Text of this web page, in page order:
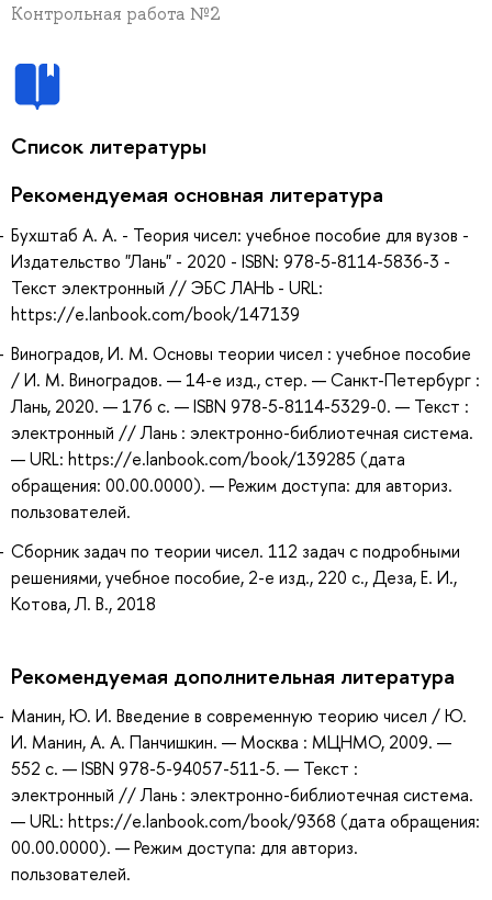
Контрольная работа №2
Список литературы
Рекомендуемая основная литература
Бухштаб А. А. - Теория чисел: учебное пособие для вузов -
Издательство "Лань" - 2020 - ISBN: 978-5-8114-5836-3 -
Текст электронный // ЭБС ЛАНЬ - URL:
https://e.lanbook.com/book/147139
Виноградов, И. М. Основы теории чисел : учебное пособие
/ И. М. Виноградов. — 14-е изд., стер. — Санкт-Петербург :
Лань, 2020. — 176 с. — ISBN 978-5-8114-5329-0. — Текст :
электронный // Лань : электронно-библиотечная система.
— URL: https://e.lanbook.com/book/139285 (дата
обращения: 00.00.0000). — Режим доступа: для авториз.
пользователей.
Сборник задач по теории чисел. 112 задач с подробными
решениями, учебное пособие, 2-е изд., 220 с., Деза, Е. И.,
Котова, Л. В., 2018
Рекомендуемая дополнительная литература
Манин, Ю. И. Введение в современную теорию чисел / Ю.
И. Манин, А. А. Панчишкин. — Москва : МЦНМО, 2009. —
552 с. — ISBN 978-5-94057-511-5. — Текст :
электронный // Лань : электронно-библиотечная система.
— URL: https://e.lanbook.com/book/9368 (дата обращения:
00.00.0000). — Режим доступа: для авториз.
пользователей.